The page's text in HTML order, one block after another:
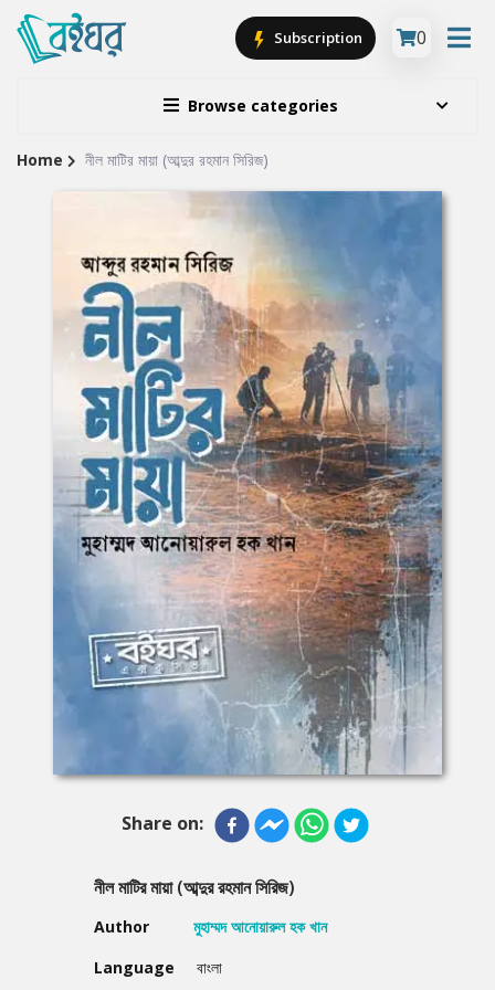
Browse categories
Subscription 0
Site
Home নীল মাটির মায়া (আব্দুর রহমান সিরিজ)
Share on:
নীল মাটির মায়া (আব্দুর রহমান সিরিজ)
Author
মুহাম্মদ আনোয়ারুল হক খান
Language
বাংলা